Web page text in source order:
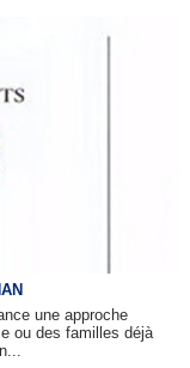
une approche
ou des familles déjà